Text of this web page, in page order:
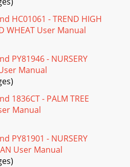
HC01061 - TREND HIGH
WHEAT User Manual
PY81946 - NURSERY
Manual
1836CT - PALM TREE
Manual
PY81901 - NURSERY
User Manual